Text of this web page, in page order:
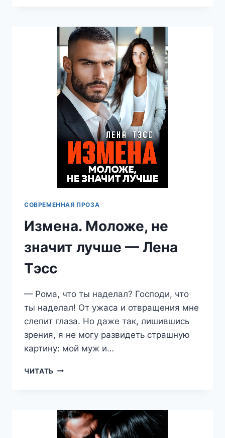
СЛЁЗЫ
ЛЕНА
ТЭСС
СОВРЕМЕННАЯ ПРОЗА
Измена. Моложе, не
значит лучше — Лена
Тэсс
— Рома, что ты наделал? Господи, что
ты наделал! От ужаса и отвращения мне
слепит глаза. Но даже так, лишившись
зрения, я не могу развидеть страшную
картину: мой муж и…
ЧИТАТЬ ИЗМЕНА.
ЛУЧШЕ
—
ЛЕНА